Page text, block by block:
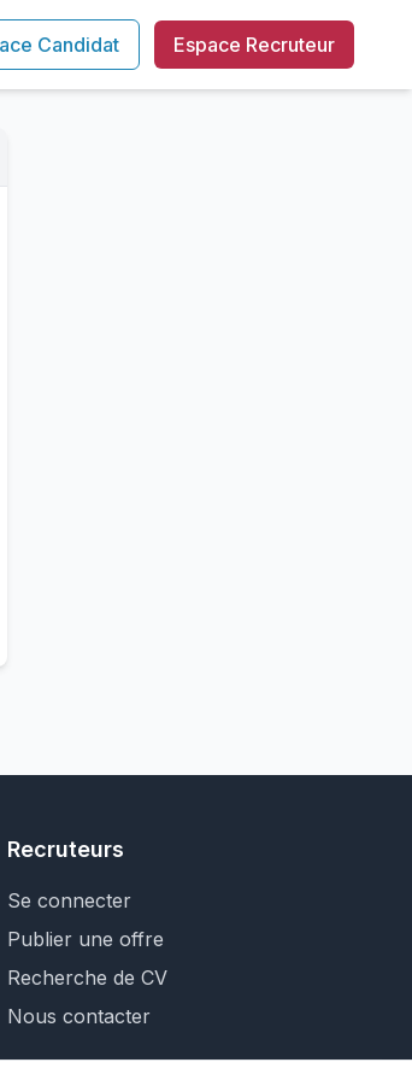
Candidat Espace Recruteur
Recruteurs
Se connecter
Publier une offre
Recherche de CV
Nous contacter